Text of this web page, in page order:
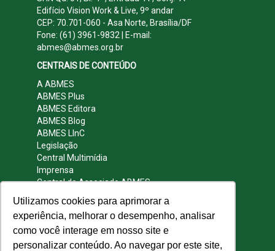
Utilizamos cookies para aprimorar a
experiência, melhorar o desempenho, analisar
como você interage em nosso site e
personalizar conteúdo. Ao navegar por este site,
Edifício Vision Work & Live, 9º andar
CEP: 70.701-060 - Asa Norte, Brasília/DF
Fone: (61) 3961-9832 | E-mail:
abmes@abmes.org.br
CENTRAIS DE CONTEÚDO
A ABMES
ABMES Plus
ABMES Editora
ABMES Blog
ABMES LInC
Legislação
Central Multimídia
Imprensa
Central do Associado ABMES
REDES SOCIAIS